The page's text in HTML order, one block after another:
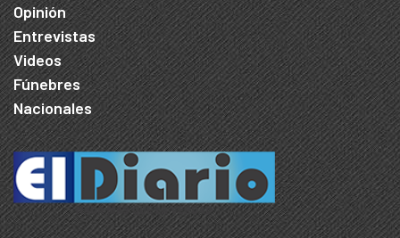
Opinión
Entrevistas
Videos
Fúnebres
Nacionales